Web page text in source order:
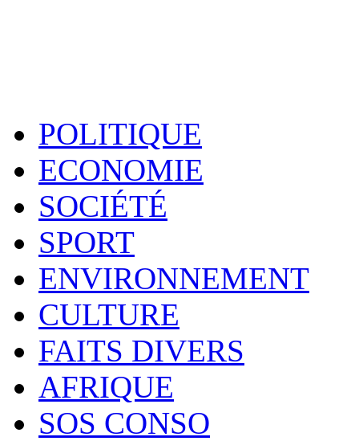
POLITIQUE
ECONOMIE
SOCIÉTÉ
SPORT
ENVIRONNEMENT
CULTURE
FAITS DIVERS
AFRIQUE
SOS CONSO